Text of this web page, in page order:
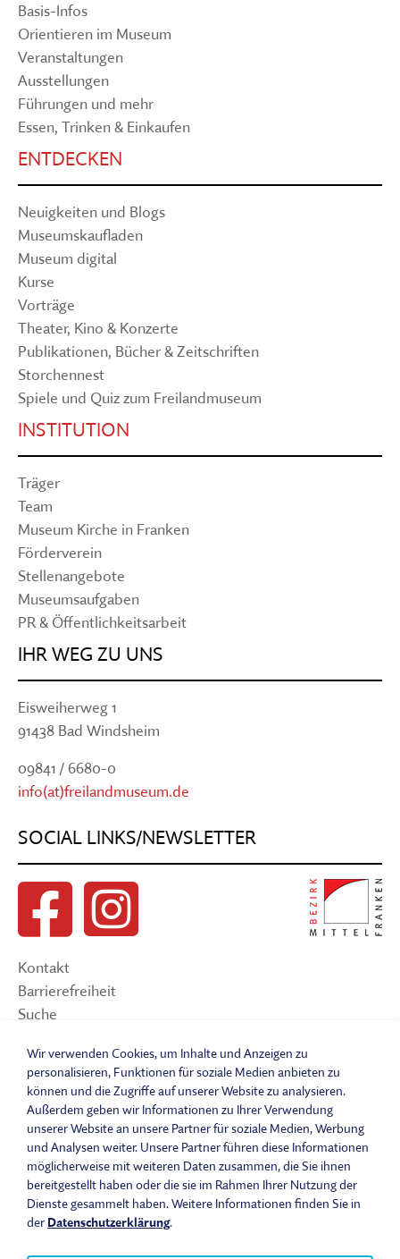
Basis-Infos
Orientieren im Museum
Veranstaltungen
Ausstellungen
Führungen und mehr
Essen, Trinken & Einkaufen
ENTDECKEN
Neuigkeiten und Blogs
Museumskaufladen
Museum digital
Kurse
Vorträge
Theater, Kino & Konzerte
Publikationen, Bücher & Zeitschriften
Storchennest
Spiele und Quiz zum Freilandmuseum
INSTITUTION
Träger
Team
Museum Kirche in Franken
Förderverein
Stellenangebote
Museumsaufgaben
PR & Öffentlichkeitsarbeit
IHR WEG ZU UNS
Eisweiherweg 1
91438 Bad Windsheim
09841 / 6680-0
info(at)freilandmuseum.de
SOCIAL LINKS/NEWSLETTER
Kontakt
Barrierefreiheit
Suche
Impressum
Datenschutzerklärung
Barrierefreiheitserklärung
Leichte Sprache
Widerrufsbelehrung
Vertrag widerrufen
AGB
Benutzungsordnung
Wir verwenden Cookies, um Inhalte und Anzeigen zu
personalisieren, Funktionen für soziale Medien anbieten zu
können und die Zugriffe auf unserer Website zu analysieren.
Außerdem geben wir Informationen zu Ihrer Verwendung
unserer Website an unsere Partner für soziale Medien, Werbung
und Analysen weiter. Unsere Partner führen diese Informationen
möglicherweise mit weiteren Daten zusammen, die Sie ihnen
bereitgestellt haben oder die sie im Rahmen Ihrer Nutzung der
Dienste gesammelt haben. Weitere Informationen finden Sie in
der Datenschutzerklärung.